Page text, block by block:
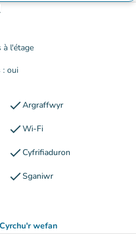
à l'étage
: oui
checkArgraffwyr
checkWi-Fi
checkCyfrifiaduron
checkSganiwr
Cyrchu'r wefan
(tab newydd)